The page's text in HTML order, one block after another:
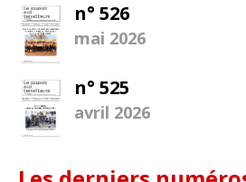
n° 526
mai 2026
n° 525
avril 2026